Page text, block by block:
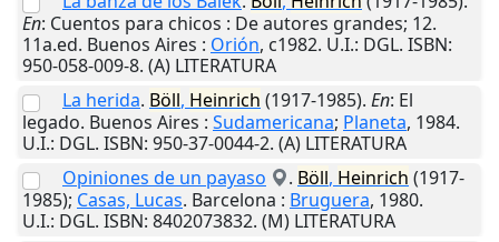
En: Cuentos para chicos : De autores grandes; 12.
11a.ed. Buenos Aires : Orión, c1982. U.I.: DGL. ISBN:
950-058-009-8. (A) LITERATURA
La herida. Böll, Heinrich (1917-1985). En: El
legado. Buenos Aires : Sudamericana; Planeta, 1984.
U.I.: DGL. ISBN: 950-37-0044-2. (A) LITERATURA
Opiniones de un payaso
. Böll, Heinrich (1917-
1985); Casas, Lucas. Barcelona : Bruguera, 1980.
U.I.: DGL. ISBN: 8402073832. (M) LITERATURA